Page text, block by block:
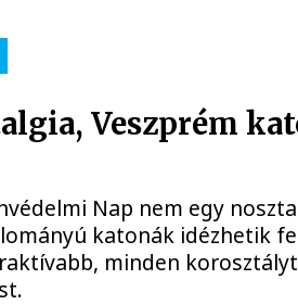
Veszprém
Nap nem egy
katonák idézhetik
minden